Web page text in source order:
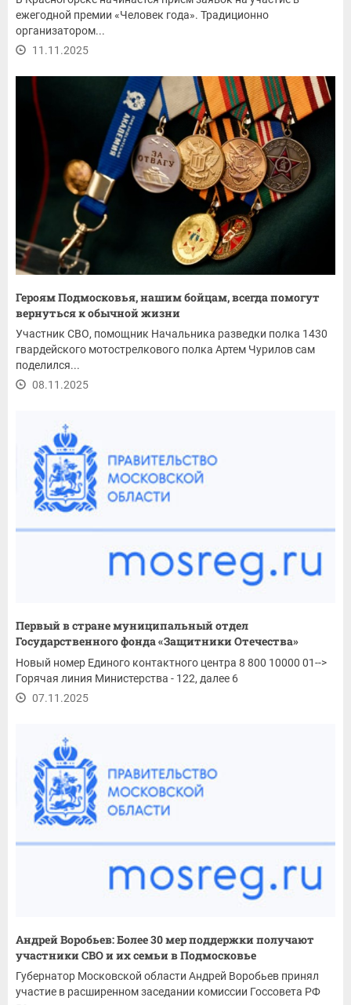
ежегодной премии «Человек года». Традиционно
организатором...
11.11.2025
Героям Подмосковья, нашим бойцам, всегда помогут
вернуться к обычной жизни
Участник СВО, помощник Начальника разведки полка 1430
гвардейского мотострелкового полка Артем Чурилов сам
поделился...
08.11.2025
Первый в стране муниципальный отдел
Государственного фонда «Защитники Отечества»
открыт...
Новый номер Единого контактного центра 8 800 10000 01-->
Горячая линия Министерства - 122, далее 6
07.11.2025
Андрей Воробьев: Более 30 мер поддержки получают
участники СВО и их семьи в Подмосковье
Губернатор Московской области Андрей Воробьев принял
участие в расширенном заседании комиссии Госсовета РФ